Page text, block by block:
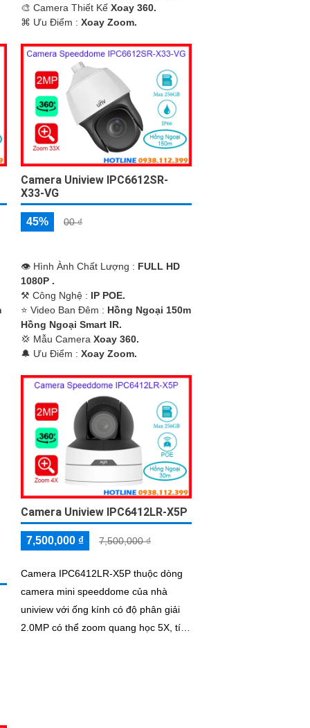
🎨 Camera Thiết KếXoay 360.
️⌘ Ưu Điểm :Xoay Zoom.
Camera Uniview IPC6612SR-
X33-VG
45% 00 ₫
👁 Hình Ành Chất Lượng : FULL HD
1080P .
⚒ Công Nghệ : IP POE.
⭐ Video Ban Đêm : Hồng Ngoại 150m
Hồng Ngoại Smart IR.
💢 Mẫu CameraXoay 360.
️🔔 Ưu Điểm :Xoay Zoom.
Camera Uniview IPC6412LR-X5P
7,500,000 ₫ 7,500,000 ₫
Camera IPC6412LR-X5P thuộc dòng
camera mini speeddome của nhà
uniview với ống kính có độ phân giải
2.0MP có thể zoom quang học 5X, tích